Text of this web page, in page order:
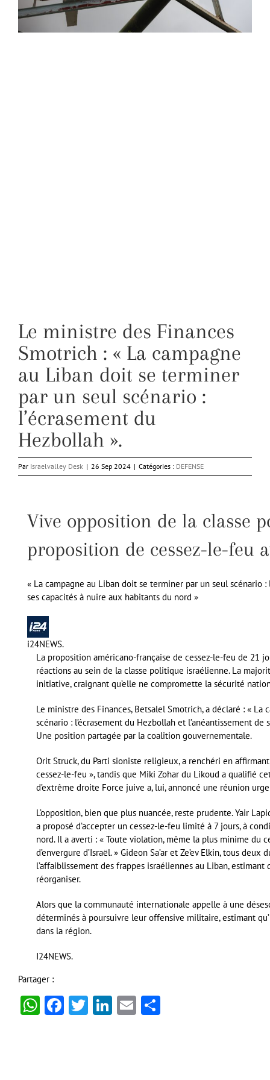
Le ministre des Finances
Smotrich : « La campagne
au Liban doit se terminer
par un seul scénario :
l’écrasement du
Hezbollah ».
Par Israelvalley Desk | 26 Sep 2024 | Catégories : DEFENSE
Vive opposition de la classe
proposition de cessez-le-feu
« La campagne au Liban doit se terminer par un seul scénario
ses capacités à nuire aux habitants du nord »
i24NEWS.
La proposition américano-française de cessez-le-feu de 21
réactions au sein de la classe politique israélienne. La
initiative, craignant qu’elle ne compromette la sécurité
Le ministre des Finances, Betsalel Smotrich, a déclaré : «
scénario : l’écrasement du Hezbollah et l’anéantissement
Une position partagée par la coalition gouvernementale.
Orit Struck, du Parti sioniste religieux, a renchéri en
cessez-le-feu », tandis que Miki Zohar du Likoud a qualifié
d’extrême droite Force juive a, lui, annoncé une réunion
L’opposition, bien que plus nuancée, reste prudente. Yair
a proposé d’accepter un cessez-le-feu limité à 7 jours, à
nord. Il a averti : « Toute violation, même la plus minime du
d’envergure d’Israël. » Gideon Sa’ar et Ze’ev Elkin, tous
l’affaiblissement des frappes israéliennes au Liban,
réorganiser.
Alors que la communauté internationale appelle à une
déterminés à poursuivre leur offensive militaire, estimant
dans la région.
I24NEWS.
Partager :
WhatsApp
Facebook
Twitter
LinkedIn
Email